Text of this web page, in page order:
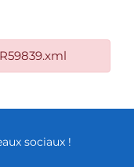
sociaux !